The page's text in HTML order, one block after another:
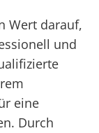
Wert darauf,
und
eine
Durch